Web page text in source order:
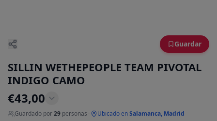
Guardar
SILLIN WETHEPEOPLE TEAM PIVOTAL
INDIGO CAMO
€43,00
Guardado por29 personas Ubicado enSalamanca, Madrid